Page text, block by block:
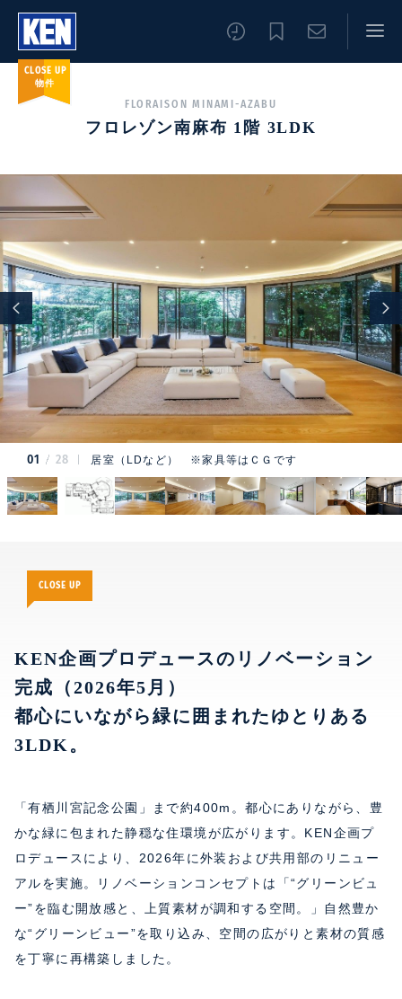
CLOSE UP
物件
FLORAISON MINAMI-AZABU
フロレゾン南麻布 1階 3LDK
01 28 居室（LDなど） ※家具等はＣＧです
CLOSE UP
KEN企画プロデュースのリノベーション
完成（2026年5月）
都心にいながら緑に囲まれたゆとりある
3LDK。
「有栖川宮記念公園」まで約400m。都心にありながら、豊
かな緑に包まれた静穏な住環境が広がります。KEN企画プ
ロデュースにより、2026年に外装および共用部のリニュー
アルを実施。リノベーションコンセプトは「“グリーンビュ
ー”を臨む開放感と、上質素材が調和する空間。」自然豊か
な“グリーンビュー”を取り込み、空間の広がりと素材の質感
を丁寧に再構築しました。